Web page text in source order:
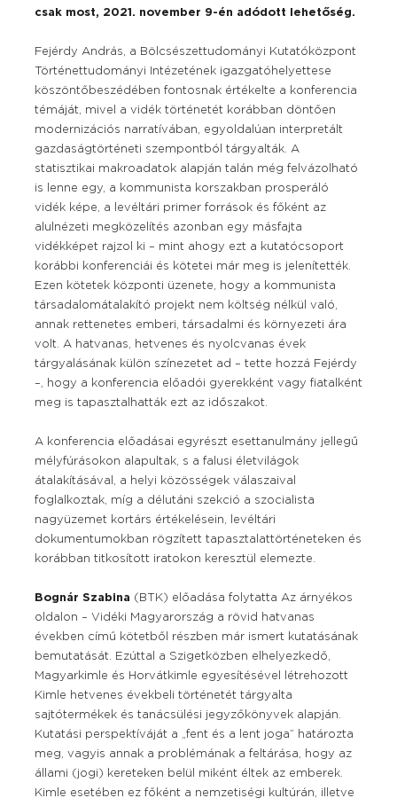
csak most, 2021. november 9-én adódott lehetőség.
Fejérdy András, a Bölcsészettudományi Kutatóközpont
Történettudományi Intézetének igazgatóhelyettese
köszöntőbeszédében fontosnak értékelte a konferencia
témáját, mivel a vidék történetét korábban döntően
modernizációs narratívában, egyoldalúan interpretált
gazdaságtörténeti szempontból tárgyalták. A
statisztikai makroadatok alapján talán még felvázolható
is lenne egy, a kommunista korszakban prosperáló
vidék képe, a levéltári primer források és főként az
alulnézeti megközelítés azonban egy másfajta
vidékképet rajzol ki – mint ahogy ezt a kutatócsoport
korábbi konferenciái és kötetei már meg is jelenítették.
Ezen kötetek központi üzenete, hogy a kommunista
társadalomátalakító projekt nem költség nélkül való,
annak rettenetes emberi, társadalmi és környezeti ára
volt. A hatvanas, hetvenes és nyolcvanas évek
tárgyalásának külön színezetet ad – tette hozzá Fejérdy
–, hogy a konferencia előadói gyerekként vagy fiatalként
meg is tapasztalhatták ezt az időszakot.
A konferencia előadásai egyrészt esettanulmány jellegű
mélyfúrásokon alapultak, s a falusi életvilágok
átalakításával, a helyi közösségek válaszaival
foglalkoztak, míg a délutáni szekció a szocialista
nagyüzemet kortárs értékelésein, levéltári
dokumentumokban rögzített tapasztalattörténeteken és
korábban titkosított iratokon keresztül elemezte.
Bognár Szabina (BTK) előadása folytatta Az árnyékos
oldalon – Vidéki Magyarország a rövid hatvanas
években című kötetből részben már ismert kutatásának
bemutatását. Ezúttal a Szigetközben elhelyezkedő,
Magyarkimle és Horvátkimle egyesítésével létrehozott
Kimle hetvenes évekbeli történetét tárgyalta
sajtótermékek és tanácsülési jegyzőkönyvek alapján.
Kutatási perspektíváját a „fent és a lent joga” határozta
meg, vagyis annak a problémának a feltárása, hogy az
állami (jogi) kereteken belül miként éltek az emberek.
Kimle esetében ez főként a nemzetiségi kultúrán, illetve